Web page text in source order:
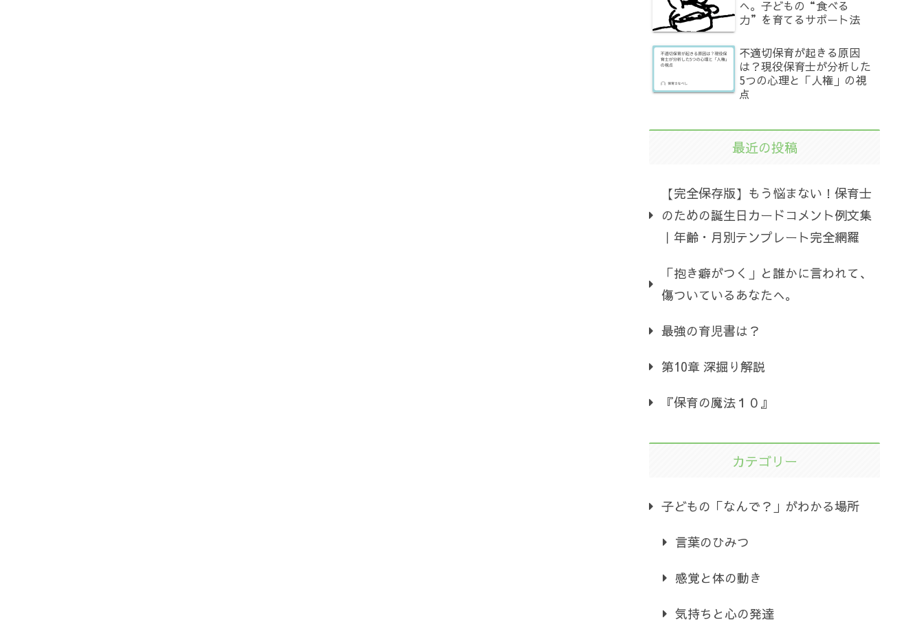
へ。子どもの“食べる
力”を育てるサポート法
不適切保育が起きる原因
は？現役保育士が分析した
5つの心理と「人権」の視
点
最近の投稿
【完全保存版】もう悩まない！保育士
のための誕生日カードコメント例文集
｜年齢・月別テンプレート完全網羅
「抱き癖がつく」と誰かに言われて、
傷ついているあなたへ。
最強の育児書は？
第10章 深掘り解説
『保育の魔法１０』
カテゴリー
子どもの「なんで？」がわかる場所
言葉のひみつ
感覚と体の動き
気持ちと心の発達